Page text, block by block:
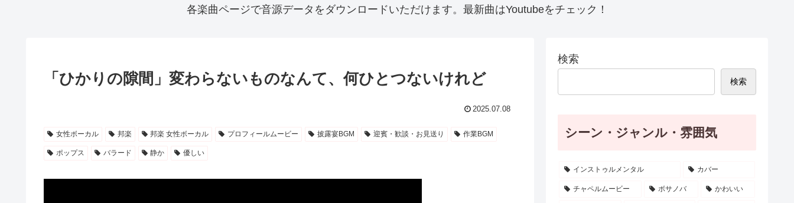
各楽曲ページで音源データをダウンロードいただけます。最新曲はYoutubeをチェック！
「ひかりの隙間」変わらないものなんて、何ひとつないけれど
2025.07.08
女性ボーカル 邦楽 邦楽 女性ボーカル プロフィールムービー 披露宴BGM 迎賓・歓談・お見送り 作業BGM
ポップス バラード 静か 優しい
検索
検索
シーン・ジャンル・雰囲気
インストゥルメンタル カバー
チャペルムービー ボサノバ かわいい